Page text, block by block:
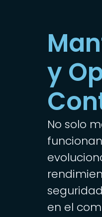
y
No solo
en el